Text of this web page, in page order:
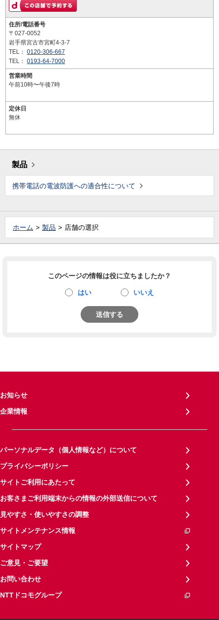
住所/電話番号
〒027-0052
岩手県宮古市宮町4-3-7
TEL： 0120-306-667
TEL： 0193-64-7000
営業時間
午前10時〜午後7時
定休日
無休
製品
携帯電話の電波防護への適合性について
ホーム 製品 店舗の選択
このページの情報は役に立ちましたか？
はい いいえ
送信する
お知らせ
企業情報
パーソナルデータ（個人情報など）について
プライバシーポリシー
サイトご利用にあたって
お客さまご利用端末からの情報の外部送信について
見やすさ・使いやすさの調整
サイトメンテナンス情報
サイトマップ
ご意見・ご要望
お問い合わせ
NTTドコモグループ